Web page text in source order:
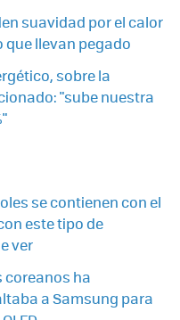
suavidad por el calor
que llevan pegado
sobre la
"sube nuestra
se contienen con el
este tipo de
ver
coreanos ha
a Samsung para